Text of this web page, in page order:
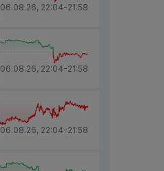
06.08.26, 22:04-21:58
06.08.26, 22:04-21:58
06.08.26, 22:04-21:58